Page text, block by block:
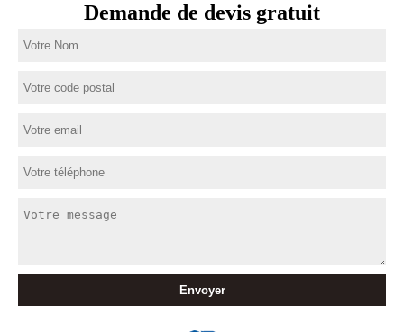
Demande de devis gratuit